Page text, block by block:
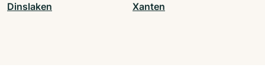
Dinslaken Xanten